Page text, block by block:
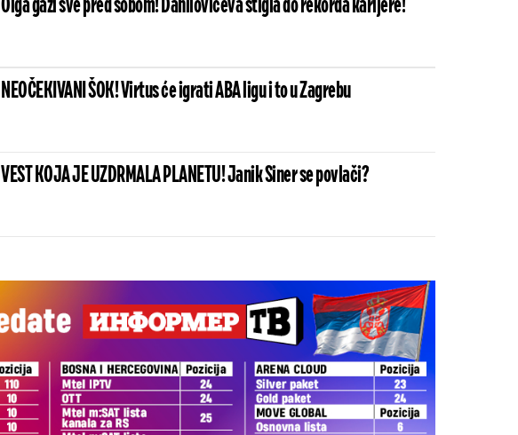
Olga gazi sve pred sobom! Danilovićeva stigla do rekorda karijere!
NEOČEKIVANI ŠOK! Virtus će igrati ABA ligu i to u Zagrebu
VEST KOJA JE UZDRMALA PLANETU! Janik Siner se povlači?